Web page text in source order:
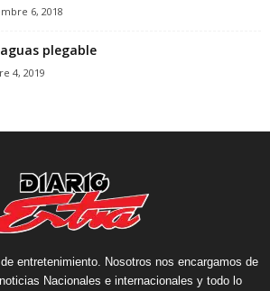
6, 2018
plegable
4, 2019
entretenimiento. Nosotros nos encargamos de
Nacionales e internacionales y todo lo